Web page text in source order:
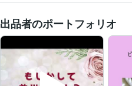
すぐに鑑定をと
設定できないこ
すぐに対応して
待機をしますの
出品者のポートフォリオ